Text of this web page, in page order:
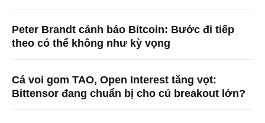
Peter Brandt cảnh báo Bitcoin: Bước đi tiếp
theo có thể không như kỳ vọng
Cá voi gom TAO, Open Interest tăng vọt:
Bittensor đang chuẩn bị cho cú breakout lớn?